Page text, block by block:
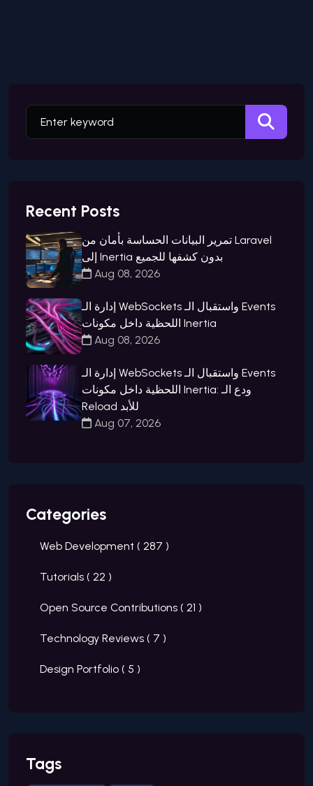
Recent Posts
تمرير البيانات الحساسة بأمان من Laravel
إلى Inertia بدون كشفها للجميع
Aug 08, 2026
إدارة الـ WebSockets واستقبال الـ Events
اللحظية داخل مكونات Inertia
Aug 08, 2026
إدارة الـ WebSockets واستقبال الـ Events
اللحظية داخل مكونات Inertia: ودع الـ
Reload للأبد
Aug 07, 2026
Categories
Web Development ( 287 )
Tutorials ( 22 )
Open Source Contributions ( 21 )
Technology Reviews ( 7 )
Design Portfolio ( 5 )
Tags